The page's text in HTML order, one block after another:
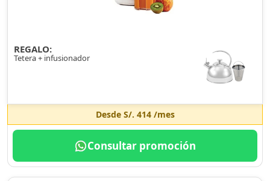
REGALO:
Tetera + infusionador
Desde S/. 414/mes
Consultar promoción